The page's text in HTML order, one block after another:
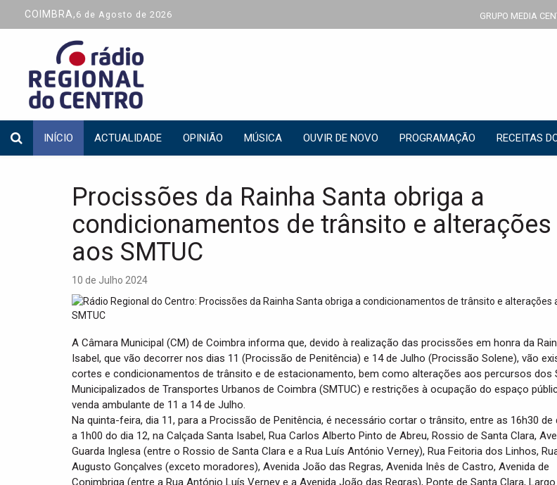
COIMBRA, 6 de Agosto de 2026 GRUPO MEDIA
INÍCIO ACTUALIDADE OPINIÃO MÚSICA OUVIR DE NOVO PROGRAMAÇÃO RECEITAS
Procissões da Rainha Santa obriga a
condicionamentos de trânsito e alterações
aos SMTUC
10 de Julho 2024
A Câmara Municipal (CM) de Coimbra informa que, devido à realização das procissões em honra da
Isabel, que vão decorrer nos dias 11 (Procissão de Penitência) e 14 de Julho (Procissão Solene), vão
cortes e condicionamentos de trânsito e de estacionamento, bem como alterações aos percursos dos
Municipalizados de Transportes Urbanos de Coimbra (SMTUC) e restrições à ocupação do espaço
venda ambulante de 11 a 14 de Julho.
Na quinta-feira, dia 11, para a Procissão de Penitência, é necessário cortar o trânsito, entre as 16h30 de
a 1h00 do dia 12, na Calçada Santa Isabel, Rua Carlos Alberto Pinto de Abreu, Rossio de Santa Clara,
Guarda Inglesa (entre o Rossio de Santa Clara e a Rua Luís António Verney), Rua Feitoria dos Linhos,
Augusto Gonçalves (exceto moradores), Avenida João das Regras, Avenida Inês de Castro, Avenida de
Conimbriga (entre a Rua António Luís Verney e a Avenida João das Regras), Ponte de Santa Clara,